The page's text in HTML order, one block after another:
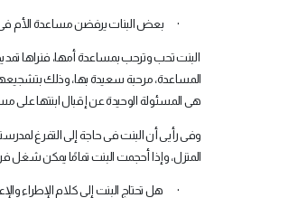
· بعض البنات يرفضن مساعدة الأم
البنت تحب وترحب بمساعدة أمها، فنراها
المساعدة، مرحبة سعيدة بها، وذلك بتشجيعها،
هى المسئولة الوحيدة عن إقبال ابنتها على
وفى رأيى أن البنت فى حاجة إلى التفرغ
المنزل، وإذا أحجمت البنت تمامًا يمكن شغل
· هل تحتاج البنت إلى كلام الإطراء